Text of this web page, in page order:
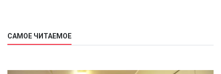
САМОЕ ЧИТАЕМОЕ